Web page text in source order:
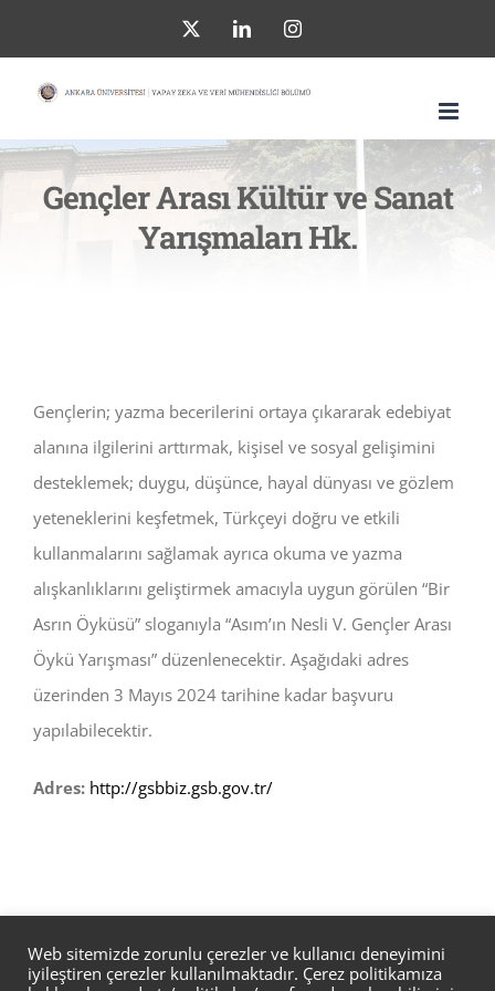
to
content
LinkedInInstagram
Gençler Arası Kültür ve Sanat
Yarışmaları Hk.
Gençlerin; yazma becerilerini ortaya çıkararak edebiyat
alanına ilgilerini arttırmak, kişisel ve sosyal gelişimini
desteklemek; duygu, düşünce, hayal dünyası ve gözlem
yeteneklerini keşfetmek, Türkçeyi doğru ve etkili
kullanmalarını sağlamak ayrıca okuma ve yazma
alışkanlıklarını geliştirmek amacıyla uygun görülen “Bir
Asrın Öyküsü” sloganıyla “Asım’ın Nesli V. Gençler Arası
Öykü Yarışması” düzenlenecektir. Aşağıdaki adres
üzerinden 3 Mayıs 2024 tarihine kadar başvuru
yapılabilecektir.
Adres: http://gsbbiz.gsb.gov.tr/
Web sitemizde zorunlu çerezler ve kullanıcı deneyimini
iyileştiren çerezler kullanılmaktadır. Çerez politikamıza